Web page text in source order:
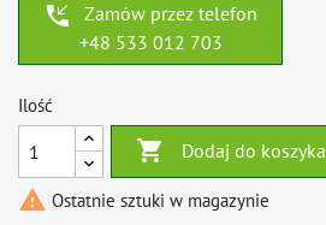
phone_callback
Zamów przez telefon
+48 533 012 703
Ilość
 Dodaj do koszyka
 Ostatnie sztuki w magazynie